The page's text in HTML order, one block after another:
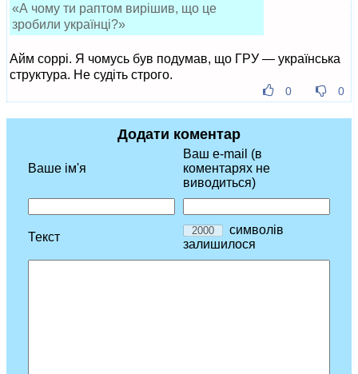
«А чому ти раптом вирішив, що це
зробили українці?»
Айм соррі. Я чомусь був подумав, що ГРУ — українська
структура. Не судіть строго.
0 0
Додати коментар
Ваше ім'я
Ваш e-mail (в
коментарях не
виводиться)
Текст
символів
залишилося